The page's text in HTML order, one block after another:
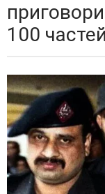
100